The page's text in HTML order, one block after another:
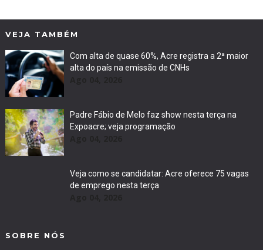
VEJA TAMBÉM
Com alta de quase 60%, Acre registra a 2ª maior
alta do país na emissão de CNHs
Padre Fábio de Melo faz show nesta terça na
Expoacre; veja programação
Veja como se candidatar: Acre oferece 75 vagas
de emprego nesta terça
SOBRE NÓS